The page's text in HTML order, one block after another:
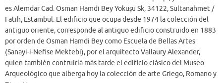
Figeac: Musée Champollion
En 1977, gracias al clamor de una
gran parte de los habitantes de Figeac, el Ayuntamiento decidió
restaurar la casa natal de Champollion y hacer un Museo consagrado
al ilustre descifrador de los jeroglíficos egipcios. El primer Museo